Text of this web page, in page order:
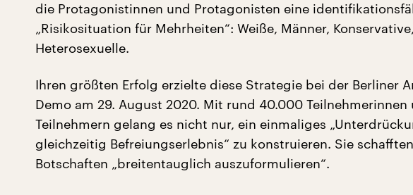
die Protagonistinnen und Protagonisten eine
„Risikosituation für Mehrheiten“: Weiße, Männer, Konservative,
Heterosexuelle.
Ihren größten Erfolg erzielte diese Strategie bei der Berliner
Demo am 29. August 2020. Mit rund 40.000 Teilnehmerinnen
Teilnehmern gelang es nicht nur, ein einmaliges
gleichzeitig Befreiungserlebnis“ zu konstruieren. Sie
Botschaften „breitentauglich auszuformulieren“.